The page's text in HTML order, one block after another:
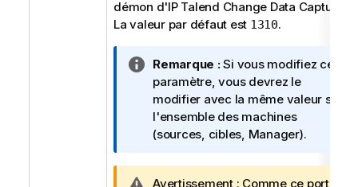
démon d'IP Talend Change Data Capture
La valeur par défaut est 1310.
N
o
t
e
I
f
Remarque :Si vous modifiez ce
paramètre, vous devrez le
modifier avec la même valeur sur
l'ensemble des machines
(sources, cibles, Manager).
N
Avertissement : Comme ce port